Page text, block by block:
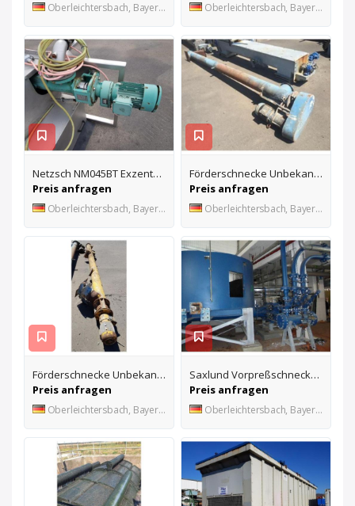
Oberleichtersbach, Bayern, DE Oberleichtersbach, Bayern, DE
Netzsch NM045BT Exzenterschneckenpumpe
Preis anfragen
Oberleichtersbach, Bayern, DE
Förderschnecke Unbekannt 5 PS
Preis anfragen
Oberleichtersbach, Bayern, DE
Förderschnecke Unbekannt - 2,2 kW
Preis anfragen
Oberleichtersbach, Bayern, DE
Saxlund Vorpreßschnecke mit Feststoffpumpe
Preis anfragen
Oberleichtersbach, Bayern, DE